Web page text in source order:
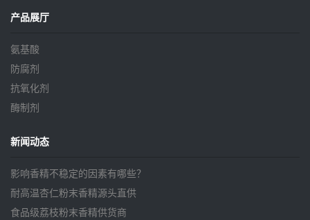
产品展厅
氨基酸
防腐剂
抗氧化剂
酶制剂
新闻动态
影响香精不稳定的因素有哪些？
耐高温杏仁粉末香精源头直供
食品级荔枝粉末香精供货商